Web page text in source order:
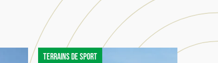
Terrains de sport